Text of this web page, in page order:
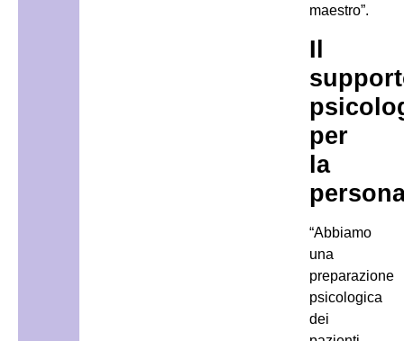
maestro”.
Il
per
la
“Abbiamo
una
preparazione
psicologica
dei